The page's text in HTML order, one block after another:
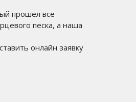
прошел все
песка, а наша
онлайн заявку